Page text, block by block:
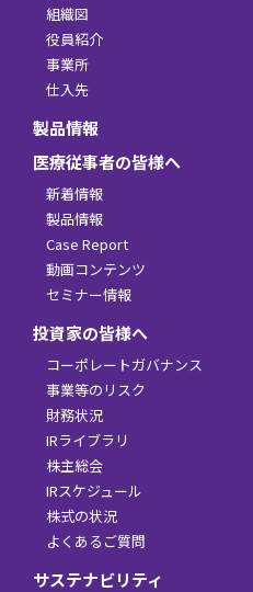
組織図
役員紹介
事業所
仕入先
製品情報
医療従事者の皆様へ
新着情報
製品情報
Case Report
動画コンテンツ
セミナー情報
投資家の皆様へ
コーポレートガバナンス
事業等のリスク
財務状況
IRライブラリ
株主総会
IRスケジュール
株式の状況
よくあるご質問
サステナビリティ